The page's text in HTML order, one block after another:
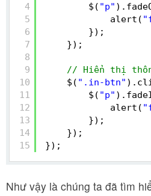
4
5
6
7
8
9
10
11
12
13
14
15
$( "p"
alert(
});
});
// Hiển thị
$( ".in-btn"
$( "p"
alert(
});
});
});
Như vậy là chúng ta đã tìm